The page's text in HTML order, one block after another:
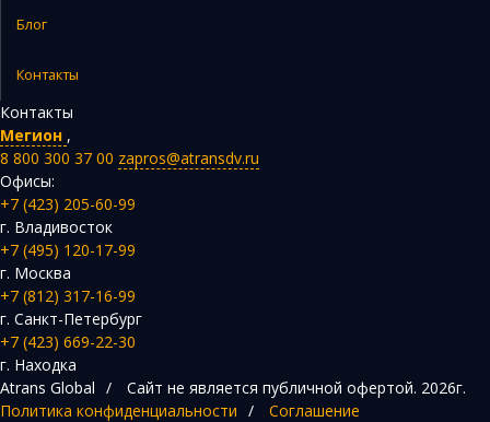
Блог
Контакты
Контакты
Мегион ,
8 800 300 37 00 zapros@atransdv.ru
Офисы:
+7 (423) 205-60-99
г. Владивосток
+7 (495) 120-17-99
г. Москва
+7 (812) 317-16-99
г. Санкт-Петербург
+7 (423) 669-22-30
г. Находка
Atrans Global / Сайт не является публичной офертой. 2026г.
Политика конфиденциальности / Соглашение